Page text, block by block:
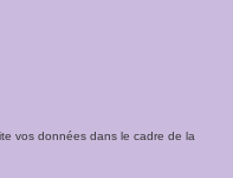
vos données dans le cadre de la